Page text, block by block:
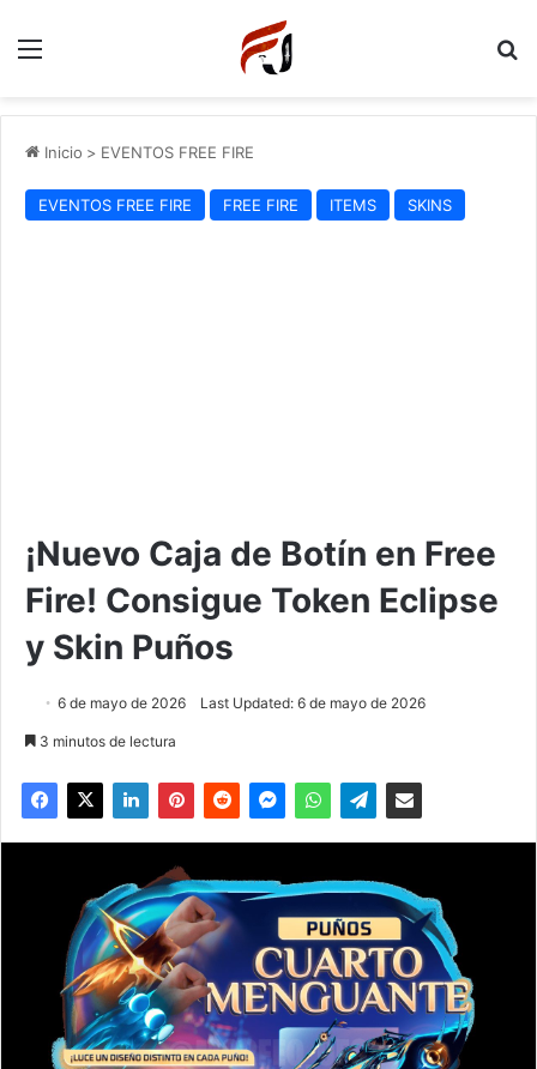
Menu
Inicio > EVENTOS FREE FIRE
EVENTOS FREE FIRE FREE FIRE ITEMS SKINS
¡Nuevo Caja de Botín en Free
Fire! Consigue Token Eclipse
y Skin Puños
6 de mayo de 2026 Last Updated: 6 de mayo de 2026
3 minutos de lectura